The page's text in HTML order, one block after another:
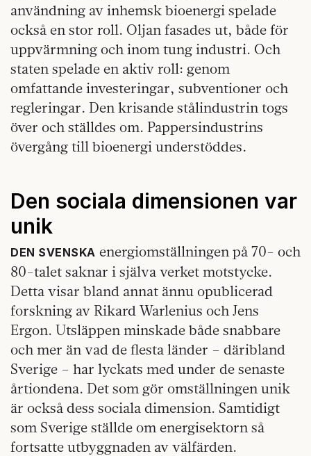
användning av inhemsk bioenergi spelade
också en stor roll. Oljan fasades ut, både för
uppvärmning och inom tung industri. Och
staten spelade en aktiv roll: genom
omfattande investeringar, subventioner och
regleringar. Den krisande stålindustrin togs
över och ställdes om. Pappersindustrins
övergång till bioenergi understöddes.
Den sociala dimensionen var
unik
DEN SVENSKA energiomställningen på 70- och
80-talet saknar i själva verket motstycke.
Detta visar bland annat ännu opublicerad
forskning av Rikard Warlenius och Jens
Ergon. Utsläppen minskade både snabbare
och mer än vad de flesta länder – däribland
Sverige – har lyckats med under de senaste
årtiondena. Det som gör omställningen unik
är också dess sociala dimension. Samtidigt
som Sverige ställde om energisektorn så
fortsatte utbyggnaden av välfärden.